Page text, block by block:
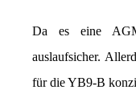
Da es eine
auslaufsicher.
für die YB9-B